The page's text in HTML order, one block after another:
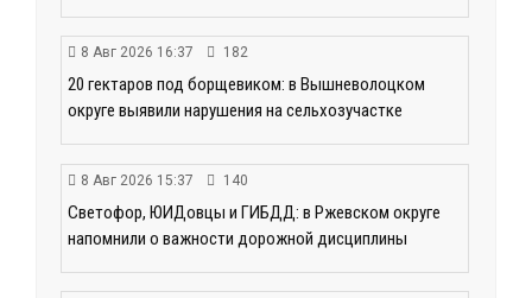
8 Авг 2026 16:37 182
20 гектаров под борщевиком: в Вышневолоцком
округе выявили нарушения на сельхозучастке
8 Авг 2026 15:37 140
Светофор, ЮИДовцы и ГИБДД: в Ржевском округе
напомнили о важности дорожной дисциплины